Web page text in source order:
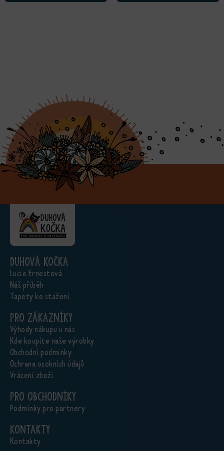
Duhová kočka
Lucie Ernestová
Náš příběh
Tapety ke stažení
Pro zákazníky
Výhody nákupu u nás
Kde koupíte naše výrobky
Obchodní podmínky
Ochrana osobních údajů
Vrácení zboží
Pro obchodníky
Podmínky pro partnery
Kontakty
Kontakty